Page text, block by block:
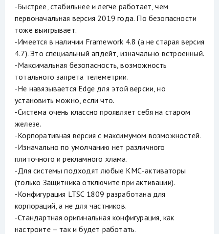
-Быстрее, стабильнее и легче работает, чем
первоначальная версия 2019 года. По безопасности
тоже выигрывает.
-Имеется в наличии Framework 4.8 (а не старая версия
4.7). Это специальный апдейт, изначально встроенный.
-Максимальная безопасность, возможность
тотального запрета телеметрии.
-Не навязывается Edge для этой версии, но
установить можно, если что.
-Система очень классно проявляет себя на старом
железе.
-Корпоративная версия с максимумом возможностей.
-Изначально по умолчанию нет различного
плиточного и рекламного хлама.
-Для системы подходят любые КМС-активаторы
(только Защитника отключите при активации).
-Конфигурация LTSC 1809 разработана для
корпораций, а не для частников.
-Стандартная оригинальная конфигурация, как
настроите – так и будет работать.